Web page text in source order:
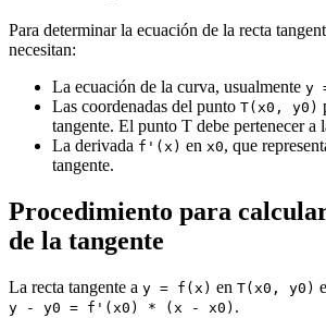
Para determinar la ecuación de la recta
necesitan:
La ecuación de la curva, usualmente y
Las coordenadas del punto T(x0, y0)
tangente. El punto T debe pertenecer a
La derivada f'(x) en x0, que
tangente.
Procedimiento para
de la tangente
La recta tangente a y = f(x) en T(x0, y0)
y - y0 = f'(x0) * (x - x0) .